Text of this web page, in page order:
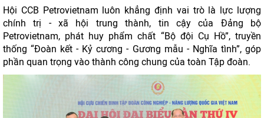
Hội CCB Petrovietnam luôn khẳng định vai trò là lực lượng
chính trị - xã hội trung thành, tin cậy của Đảng bộ
Petrovietnam, phát huy phẩm chất “Bộ đội Cụ Hồ”, truyền
thống “Đoàn kết - Kỷ cương - Gương mẫu - Nghĩa tình”, góp
phần quan trọng vào thành công chung của toàn Tập đoàn.